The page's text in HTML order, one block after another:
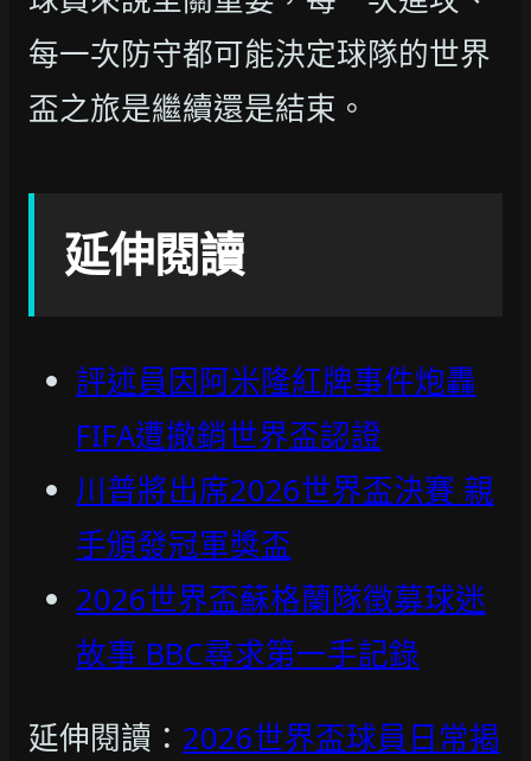
每一次防守都可能決定球隊的世界
盃之旅是繼續還是結束。
延伸閱讀
評述員因阿米隆紅牌事件炮轟
FIFA遭撤銷世界盃認證
川普將出席2026世界盃決賽 親
手頒發冠軍獎盃
2026世界盃蘇格蘭隊徵募球迷
故事 BBC尋求第一手記錄
延伸閱讀： 2026世界盃球員日常揭